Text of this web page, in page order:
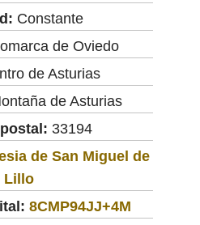
Constante
de Oviedo
de Asturias
de Asturias
33194
de San Miguel de
Lillo
8CMP94JJ+4M